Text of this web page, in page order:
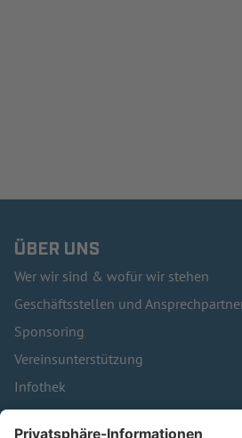
ÜBER UNS
Wer wir sind & wofür wir stehen
Geschäftsstellen und
Sponsoring
Vereinsunterstützung
Infothek
Kontakt